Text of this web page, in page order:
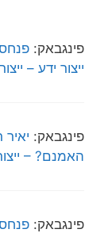
פינגבאק:
ייצור ידע –
פינגבאק:
האמנם? –
פינגבאק: פנחס